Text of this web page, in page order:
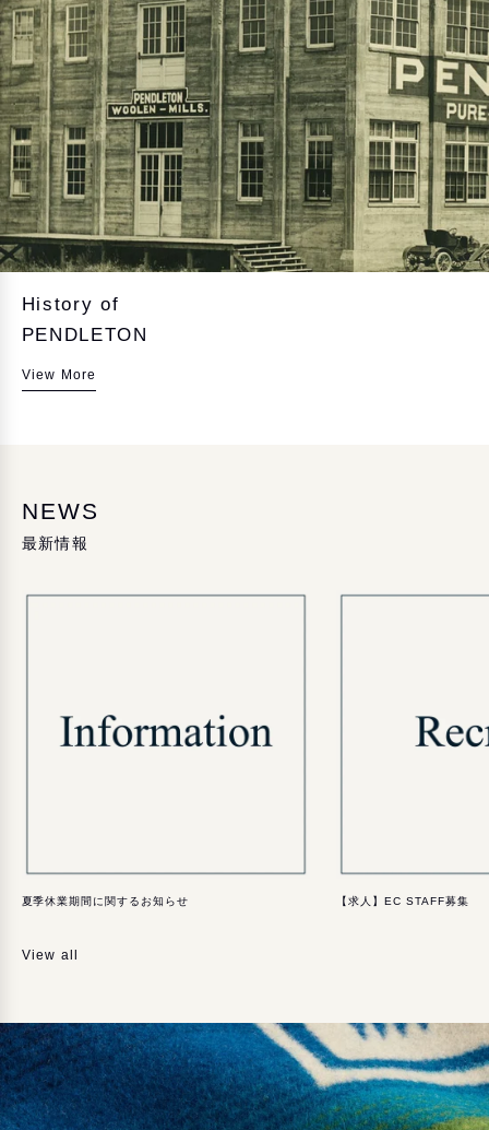
History of
PENDLETON
View More
NEWS
最新情報
夏季休業期間に関するお知らせ 【求人】EC STAFF募集
View all